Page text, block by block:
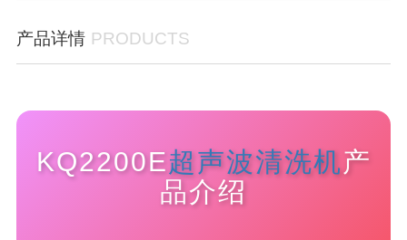
产品详情 PRODUCTS
KQ2200E超声波清洗机产
品介绍